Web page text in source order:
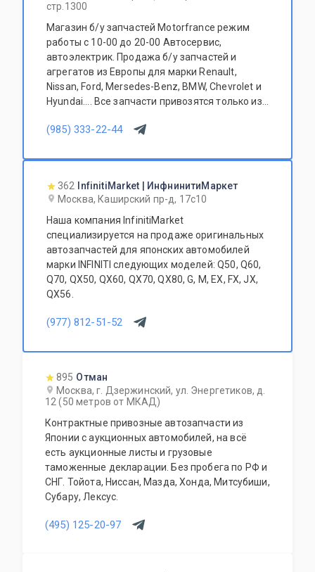
стр.1300
Магазин б/у запчастей Motorfrance режим
работы с 10-00 до 20-00 Автосервис,
автоэлектрик. Продажа б/у запчастей и
агрегатов из Европы для марки Renault,
Nissan, Ford, Mersedes-Benz, BMW, Chevrolet и
Hyundai.... Все запчасти привозятся только из
(985) 333-22-44
362
InfinitiMarket | ИнфнинитиМаркет
Москва, Каширский пр-д, 17с10
Наша компания InfinitiMarket
специализируется на продаже оригинальных
автозапчастей для японских автомобилей
марки INFINITI следующих моделей: Q50, Q60,
Q70, QX50, QX60, QX70, QX80, G, M, EX, FX, JX,
QX56.
(977) 812-51-52
895 Отман
Москва, г. Дзержинский, ул. Энергетиков, д.
12 (50 метров от МКАД)
Контрактные привозные автозапчасти из
Японии с аукционных автомобилей, на всё
есть аукционные листы и грузовые
таможенные декларации. Без пробега по РФ и
СНГ. Тойота, Ниссан, Мазда, Хонда, Митсубиши,
Субару, Лексус.
(495) 125-20-97